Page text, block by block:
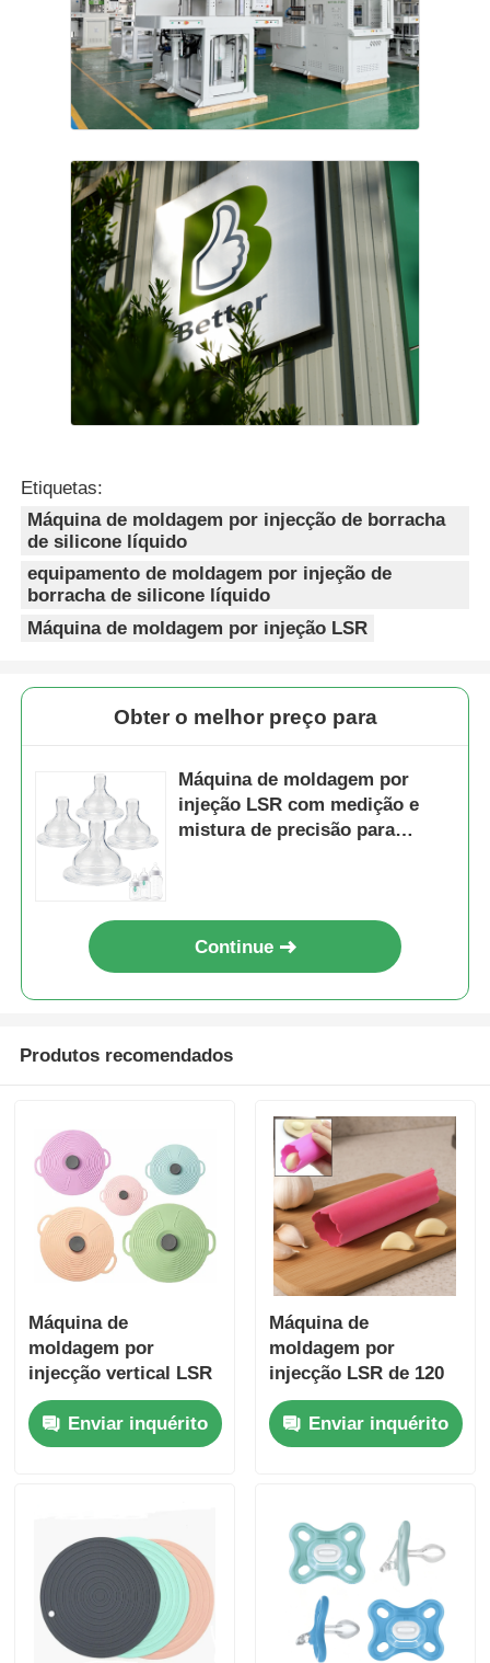
Etiquetas:
Máquina de moldagem por injecção de borracha
de silicone líquido
equipamento de moldagem por injeção de
borracha de silicone líquido
Máquina de moldagem por injeção LSR
Obter o melhor preço para
Máquina de moldagem por
injeção LSR com medição e
mistura de precisão para
Continue
Produtos recomendados
Máquina de
moldagem por
injecção vertical LSR
com servomotor de
força de fixação de
160 toneladas e alta
Enviar inquérito
Máquina de
moldagem por
injecção LSR de 120
toneladas para a
produção de
esfoliação automática
Enviar inquérito